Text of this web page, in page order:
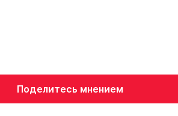
Поделитесь мнением